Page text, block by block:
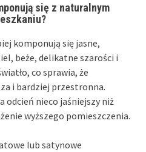
się z naturalnym
komponują się jasne,
beże, delikatne szarości i
co sprawia, że
i bardziej przestronna.
odcień nieco jaśniejszy niż
wyższego pomieszczenia.
lub satynowe